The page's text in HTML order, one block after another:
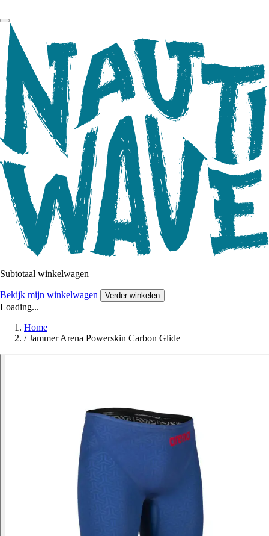
Subtotaal winkelwagen
Bekijk mijn winkelwagen Verder winkelen
Loading...
Home
/ Jammer Arena Powerskin Carbon Glide